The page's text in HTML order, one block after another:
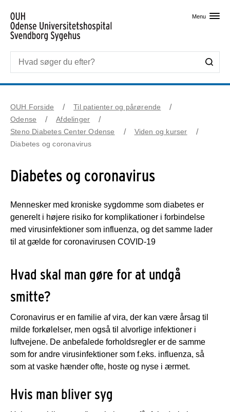
Menu
OUH Forside
Til patienter og pårørende
Odense
Afdelinger
Steno Diabetes Center Odense
Viden og kurser
Diabetes og coronavirus
Diabetes og coronavirus
Mennesker med kroniske sygdomme som diabetes er
generelt i højere risiko for komplikationer i forbindelse
med virusinfektioner som influenza, og det samme lader
til at gælde for coronavirusen COVID-19
Hvad skal man gøre for at undgå
smitte?
Corona­virus er en familie af vira, der kan være årsag til
milde forkølelser, men også til alvorlige infektioner i
luftvejene. De anbefalede forholdsregler er de samme
som for andre virusinfektioner som f.eks. influenza, så
som at vaske hænder ofte, hoste og nyse i ærmet.
Hvis man bliver syg